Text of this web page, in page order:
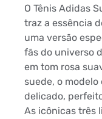
O Tênis Adidas
traz a essência
uma versão
fãs do universo
em tom rosa
suede, o
delicado,
As icônicas três